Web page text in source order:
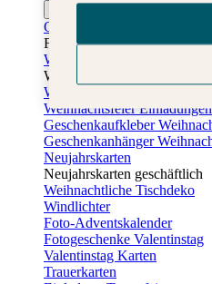
Ostern
Osterkarten
Fotogeschenke zu Ostern
Weihnachtskarten
Weihnachtskarten selbst
Weihnachtskarten geschäftlich
Weihnachtsfeier Einladungen
Geschenkaufkleber
Geschenkanhänger
Neujahrskarten
Neujahrskarten geschäftlich
Weihnachtliche Tischdeko
Windlichter
Foto-Adventskalender
Fotogeschenke Valentinstag
Valentinstag Karten
Trauerkarten